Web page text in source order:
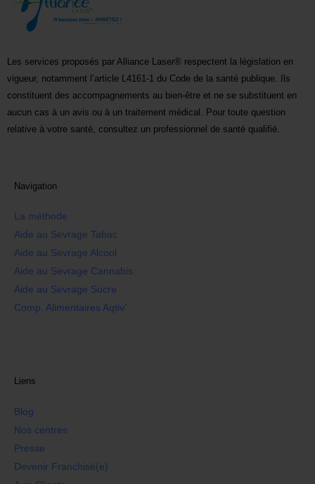
Les services proposés par Alliance Laser® respectent la législation en
vigueur, notamment l’article L4161-1 du Code de la santé publique. Ils
constituent des accompagnements au bien-être et ne se substituent en
aucun cas à un avis ou à un traitement médical. Pour toute question
relative à votre santé, consultez un professionnel de santé qualifié.
Navigation
La méthode
Aide au Sevrage Tabac
Aide au Sevrage Alcool
Aide au Sevrage Cannabis
Aide au Sevrage Sucre
Comp. Alimentaires Aqtiv’
Liens
Blog
Nos centres
Presse
Devenir Franchisé(e)